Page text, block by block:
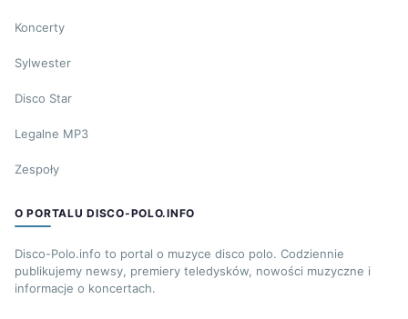
Koncerty
Sylwester
Disco Star
Legalne MP3
Zespoły
O PORTALU DISCO-POLO.INFO
Disco-Polo.info to portal o muzyce disco polo. Codziennie
publikujemy newsy, premiery teledysków, nowości muzyczne i
informacje o koncertach.